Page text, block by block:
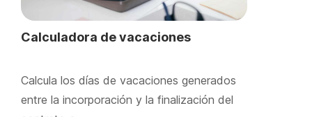
Calculadora de vacaciones
Calcula los días de vacaciones generados
entre la incorporación y la finalización del